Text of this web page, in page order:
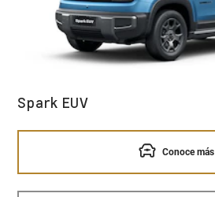
Spark EUV
Conoce más